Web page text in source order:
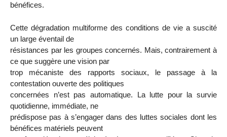
bénéfices.
Cette dégradation multiforme des conditions de vie a suscité
un large éventail de
résistances par les groupes concernés. Mais, contrairement à
ce que suggère une vision par
trop mécaniste des rapports sociaux, le passage à la
contestation ouverte des politiques
concernées n’est pas automatique. La lutte pour la survie
quotidienne, immédiate, ne
prédispose pas à s’engager dans des luttes sociales dont les
bénéfices matériels peuvent